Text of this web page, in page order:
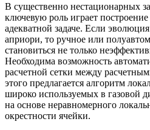
В существенно нестационарных
ключевую роль играет
адекватной задаче. Если
априори, то ручное или
становиться не только
Необходима возможность
расчетной сетки между
этого предлагается алгоритм
широко используемых в газовой
на основе неравномерного
окрестности ячейки.